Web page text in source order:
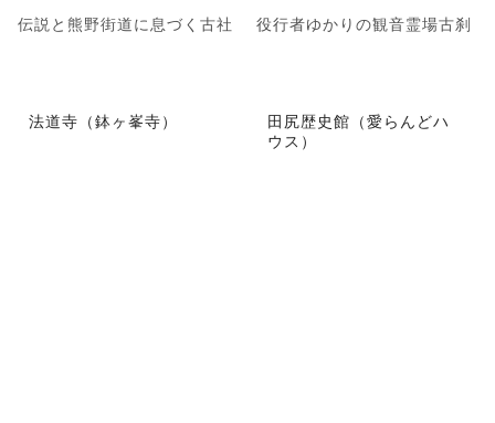
伝説と熊野街道に息づく古社 役行者ゆかりの観音霊場古刹
法道寺（鉢ヶ峯寺）
田尻歴史館（愛らんどハ
ウス）